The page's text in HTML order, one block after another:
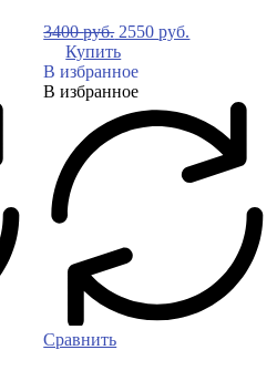
3400руб. 2550руб.
Купить
В избранное
В избранное
Сравнить